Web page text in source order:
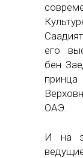
его
бен
ОАЭ.
И на